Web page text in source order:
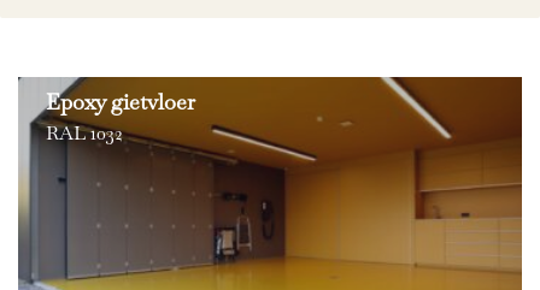
Epoxy gietvloer
RAL 1032